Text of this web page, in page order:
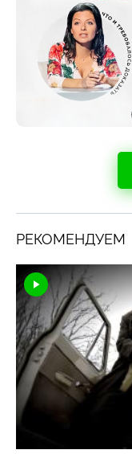
РЕКОМЕНДУЕМ